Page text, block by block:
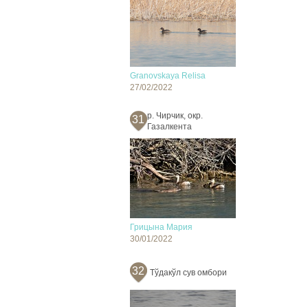
Granovskaya Relisa
27/02/2022
31 р. Чирчик, окр.
Газалкента
Грицына Мария
30/01/2022
32 Тўдакўл сув омбори